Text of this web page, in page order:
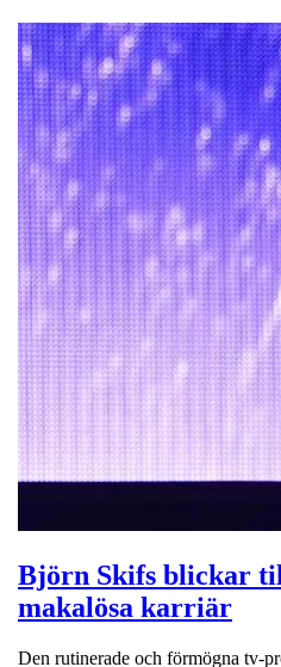
Björn Skifs blickar
makalösa karriär
Den rutinerade och förmögna tv-